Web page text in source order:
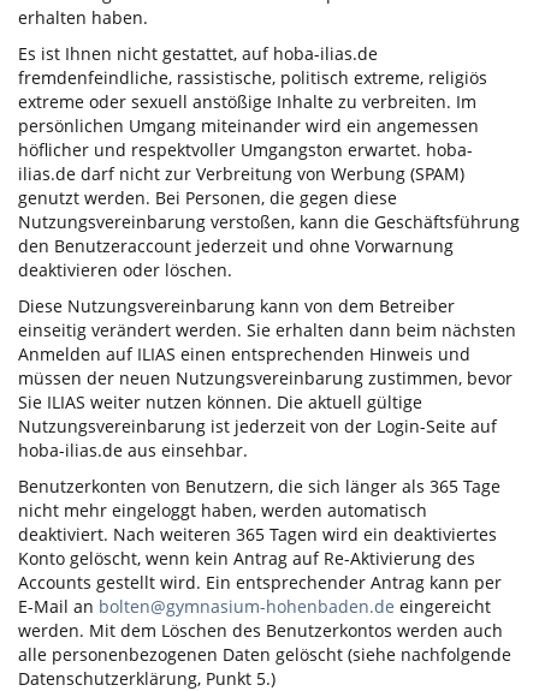
erhalten haben.
Es ist Ihnen nicht gestattet, auf hoba-ilias.de
fremdenfeindliche, rassistische, politisch extreme, religiös
extreme oder sexuell anstößige Inhalte zu verbreiten. Im
persönlichen Umgang miteinander wird ein angemessen
höflicher und respektvoller Umgangston erwartet. hoba-
ilias.de darf nicht zur Verbreitung von Werbung (SPAM)
genutzt werden. Bei Personen, die gegen diese
Nutzungsvereinbarung verstoßen, kann die Geschäftsführung
den Benutzeraccount jederzeit und ohne Vorwarnung
deaktivieren oder löschen.
Diese Nutzungsvereinbarung kann von dem Betreiber
einseitig verändert werden. Sie erhalten dann beim nächsten
Anmelden auf ILIAS einen entsprechenden Hinweis und
müssen der neuen Nutzungsvereinbarung zustimmen, bevor
Sie ILIAS weiter nutzen können. Die aktuell gültige
Nutzungsvereinbarung ist jederzeit von der Login-Seite auf
hoba-ilias.de aus einsehbar.
Benutzerkonten von Benutzern, die sich länger als 365 Tage
nicht mehr eingeloggt haben, werden automatisch
deaktiviert. Nach weiteren 365 Tagen wird ein deaktiviertes
Konto gelöscht, wenn kein Antrag auf Re-Aktivierung des
Accounts gestellt wird. Ein entsprechender Antrag kann per
E-Mail an bolten@gymnasium-hohenbaden.de eingereicht
werden. Mit dem Löschen des Benutzerkontos werden auch
alle personenbezogenen Daten gelöscht (siehe nachfolgende
Datenschutzerklärung, Punkt 5.)